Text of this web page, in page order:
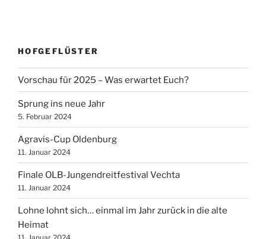
HOFGEFLÜSTER
Vorschau für 2025 – Was erwartet Euch?
Sprung ins neue Jahr
5. Februar 2024
Agravis-Cup Oldenburg
11. Januar 2024
Finale OLB-Jungendreitfestival Vechta
11. Januar 2024
Lohne lohnt sich… einmal im Jahr zurück in die alte
Heimat